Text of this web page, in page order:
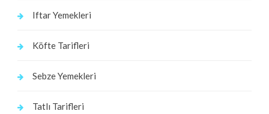
Iftar Yemekleri
Köfte Tarifleri
Sebze Yemekleri
Tatlı Tarifleri